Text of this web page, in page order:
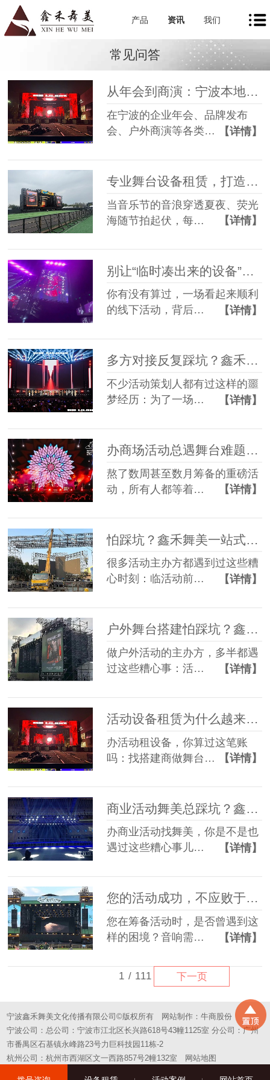
产品 资讯 我们
常见问答
从年会到商演：宁波本地舞美租赁如何让每一场活动都出彩
在宁波的企业年会、品牌发布
会、户外商演等各类…
【详情】
专业舞台设备租赁，打造沉浸式音乐节现场
当音乐节的音浪穿透夏夜、荧光
海随节拍起伏，每…
【详情】
你有没有算过，一场看起来顺利
的线下活动，背后…
【详情】
多方对接反复踩坑？鑫禾舞美一站式舞美服务让你少走90%弯路
不少活动策划人都有过这样的噩
梦经历：为了一场…
【详情】
办商场活动总遇舞台难题？鑫禾舞美一站式帮你解决
熬了数周甚至数月筹备的重磅活
动，所有人都等着…
【详情】
怕踩坑？鑫禾舞美一站式租赁搭建帮你省一半心
很多活动主办方都遇到过这些糟
心时刻：临活动前…
【详情】
户外舞台搭建怕踩坑？鑫禾舞美给你稳稳的保障
做户外活动的主办方，多半都遇
过这些糟心事：活…
【详情】
活动设备租赁为什么越来越多人选一站式？
办活动租设备，你算过这笔账
吗：找搭建商做舞台…
【详情】
商业活动舞美总踩坑？鑫禾一站式方案帮您避坑
办商业活动找舞美，你是不是也
遇过这些糟心事儿…
【详情】
您的活动成功，不应败于“拼凑”的舞台——选择一站式，选择省心
您在筹备活动时，是否曾遇到这
样的困境？音响需…
【详情】
1 / 111 下一页
宁波鑫禾舞美文化传播有限公司©版权所有 网站制作：牛商股份
宁波公司：总公司：宁波市江北区长兴路618号43幢1125室 分公司：广州
市番禺区石基镇永峰路23号力巨科技园11栋-2
杭州公司：杭州市西湖区文一西路857号2幢132室
网站地图